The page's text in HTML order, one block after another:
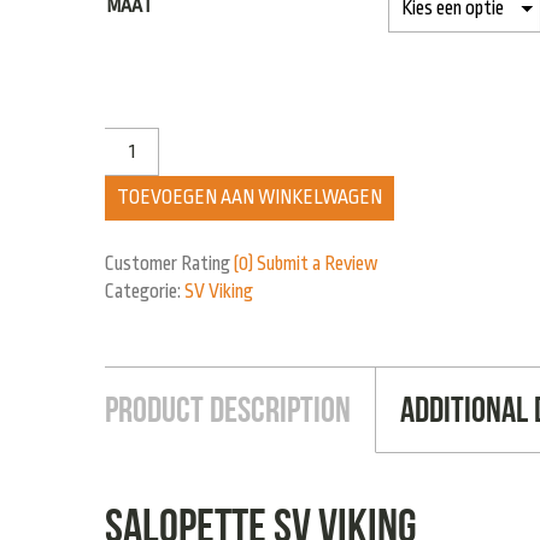
MAAT
TOEVOEGEN AAN WINKELWAGEN
Customer Rating (0) Submit a Review
Categorie: SV Viking
Product Description Additional
Salopette SV Viking